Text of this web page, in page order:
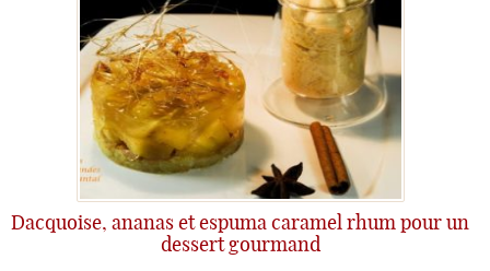
Dacquoise, ananas et espuma caramel rhum pour un
dessert gourmand